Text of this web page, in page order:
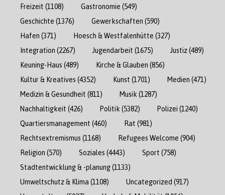
Freizeit (1108) Gastronomie (549)
Geschichte (1376) Gewerkschaften (590)
Hafen (371) Hoesch & Westfalenhütte (327)
Integration (2267) Jugendarbeit (1675) Justiz(489)
Keuning-Haus (489) Kirche & Glauben (856)
Kultur & Kreatives (4352) Kunst (1701) Medien (471)
Medizin & Gesundheit (811) Musik (1287)
Nachhaltigkeit (426) Politik (5382) Polizei (1240)
Quartiersmanagement (460) Rat (981)
Rechtsextremismus (1168) Refugees Welcome (904)
Religion (570) Soziales (4443) Sport (758)
Stadtentwicklung & -planung(1133)
Umweltschutz & Klima (1108) Uncategorized (917)